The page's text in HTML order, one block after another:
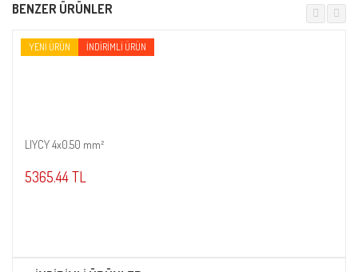
BENZER ÜRÜNLER
YENI ÜRÜN İNDIRIMLI ÜRÜN
LIYCY 4x0.50 mm²
5365.44 TL